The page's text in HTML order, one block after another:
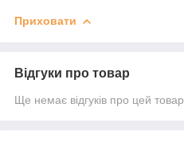
Приховати
Відгуки про товар
Ще немає відгуків про цей товар